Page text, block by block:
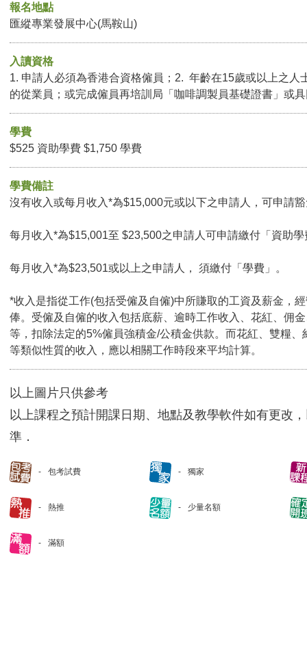
報名地點
匯縱專業發展中心(馬鞍山)
入讀資格
1. 申請人必須為香港合資格僱員；2. 年齡在15歲或以上之人
的從業員；或完成僱員再培訓局「咖啡調製員基礎證書」或
學費
$525 資助學費 $1,750 學費
學費備註
沒有收入或每月收入*為$15,000元或以下之申請人，可申請
每月收入*為$15,001至 $23,500之申請人可申請繳付「資助學
每月收入*為$23,501或以上之申請人， 須繳付「學費」。
*收入是指從工作(包括受僱及自僱)中所賺取的工資及薪金，
俸。受僱及自僱的收入包括底薪、逾時工作收入、花紅、佣
等，扣除法定的5%僱員強積金/公積金供款。而花紅、雙糧、
等類似性質的收入，應以相關工作時段來平均計算。
以上圖片只供參考
以上課程之預計開課日期、地點及教學軟件如有更改
準．
包考試費 獨家
熱推 少量名額
滿額